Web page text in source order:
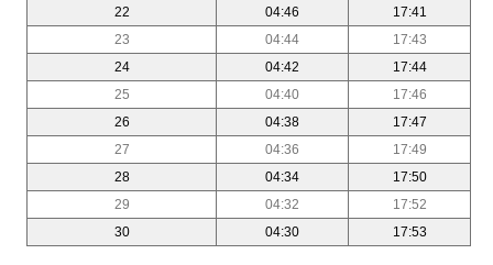
22
04:46
17:41
23
04:44
17:43
24
04:42
17:44
25
04:40
17:46
26
04:38
17:47
27
04:36
17:49
28
04:34
17:50
29
04:32
17:52
30
04:30 17:53